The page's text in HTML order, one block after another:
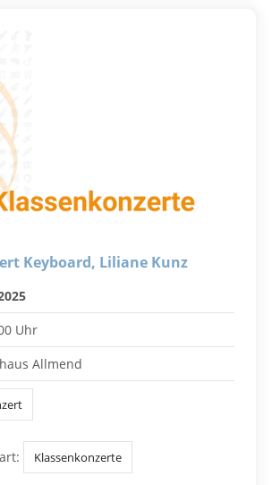
Keyboard, Liliane Kunz
Uhr
Allmend
Klassenkonzerte